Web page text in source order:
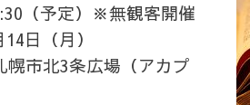
（予定） ※無観客開催
日（月）
市北3条広場（アカプ